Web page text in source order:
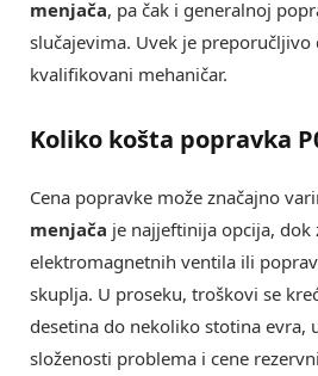
menjača, pa čak i generalnoj
slučajevima. Uvek je preporučljivo
kvalifikovani mehaničar.
Koliko košta popravka
Cena popravke može značajno
menjača je najjeftinija opcija, dok
elektromagnetnih ventila ili
skuplja. U proseku, troškovi se
desetina do nekoliko stotina evra,
složenosti problema i cene